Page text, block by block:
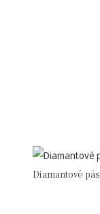
Diamantové